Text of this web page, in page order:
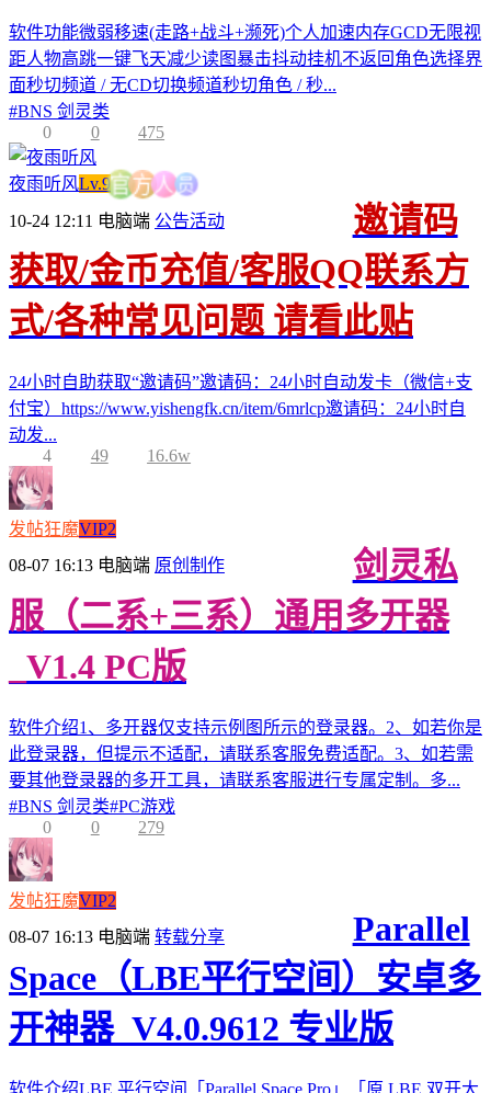
软件功能微弱移速(走路+战斗+濒死)个人加速内存GCD无限视
距人物高跳一键飞天减少读图暴击抖动挂机不返回角色选择界
面秒切频道 / 无CD切换频道秒切角色 / 秒...
#BNS 剑灵类
0
0 475
夜雨听风Lv.9官 方 人员
10-24 12:11 电脑端 公告活动
邀请码
获取/金币充值/客服QQ联系方
式/各种常见问题 请看此贴
24小时自助获取“邀请码”邀请码：24小时自动发卡（微信+支
付宝）https://www.yishengfk.cn/item/6mrlcp邀请码：24小时自
动发...
4
49 16.6w
发帖狂魔VIP2
08-07 16:13 电脑端 原创制作
剑灵私
服（二系+三系）通用多开器
_V1.4 PC版
软件介绍1、多开器仅支持示例图所示的登录器。2、如若你是
此登录器，但提示不适配，请联系客服免费适配。3、如若需
要其他登录器的多开工具，请联系客服进行专属定制。多...
#BNS 剑灵类#PC游戏
0
0 279
发帖狂魔VIP2
08-07 16:13 电脑端 转载分享
Parallel
Space（LBE平行空间）安卓多
开神器_V4.0.9612 专业版
软件介绍LBE 平行空间「Parallel Space Pro」「原 LBE 双开大